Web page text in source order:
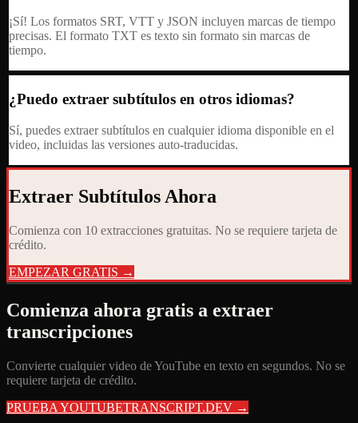
¡Sí! Los formatos SRT, VTT y JSON incluyen marcas de tiempo
precisas. El formato TXT es texto sin formato sin marcas de
tiempo.
¿Puedo extraer subtítulos en otros idiomas?
Sí, puedes extraer subtítulos en cualquier idioma disponible en el
video, incluidas las versiones auto-traducidas.
Extraer Subtítulos Ahora
Comienza con 10 extracciones gratuitas. No se requiere tarjeta de
crédito.
EMPEZAR GRATIS →
Comienza ahora gratis a extraer
transcripciones
Convierte cualquier video de YouTube en texto en segundos. No se
requiere tarjeta de crédito.
PRUEBA YOUTUBETRANSCRIPT.DEV →